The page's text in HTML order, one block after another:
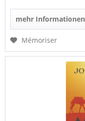
mehr Informationen
Mémoriser